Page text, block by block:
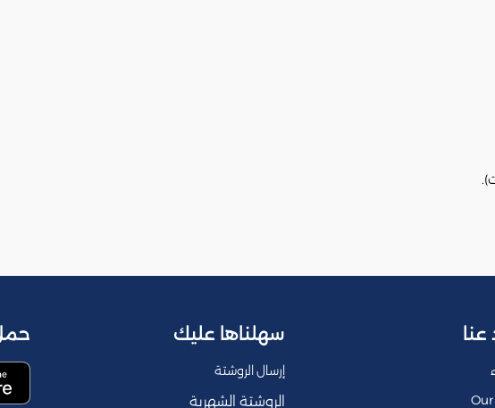
عنا سهلناها عليك
إرسال الروشتة
الروشتة الشهرية